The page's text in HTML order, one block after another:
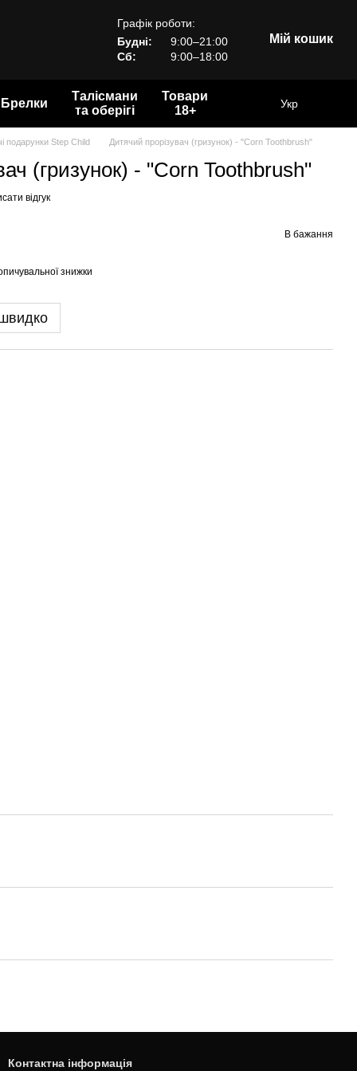
Графік роботи:
Будні:
9:00–21:00
Сб:
9:00–18:00
Мій кошик
Брелки
Талісмани
та оберігі
Товари
18+
Укр
подарунки Step Child Дитячий прорізувач (гризунок) - "Corn Toothbrush"
(гризунок) - "Corn Toothbrush"
відгук
В бажання
знижки
Контактна інформація